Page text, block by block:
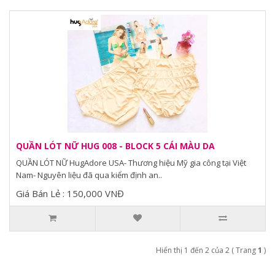
QUẦN LÓT NỮ HUG 008 - BLOCK 5 CÁI MÀU DA
QUẦN LÓT NỮ HugAdore USA- Thương hiệu Mỹ gia công tại Việt
Nam- Nguyên liệu đã qua kiểm định an..
Giá Bán Lẻ : 150,000 VNĐ
Hiển thị 1 đến 2 của 2 ( Trang1 )